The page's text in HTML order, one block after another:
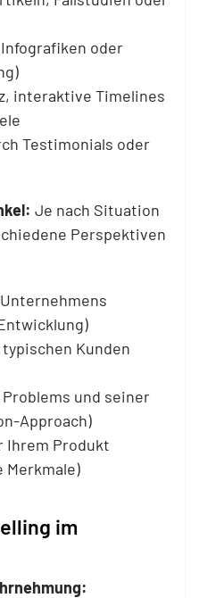
oder
interaktive Timelines
Testimonials oder
Je nach Situation
Perspektiven
Kunden
und seiner
Approach)
Ihrem Produkt
Merkmale)
im